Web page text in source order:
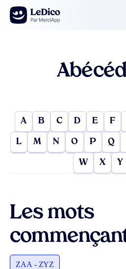
Aller au contenu
A B C D E F
L M N O P Q
W X Y
Les mots
ZAA - ZYZ